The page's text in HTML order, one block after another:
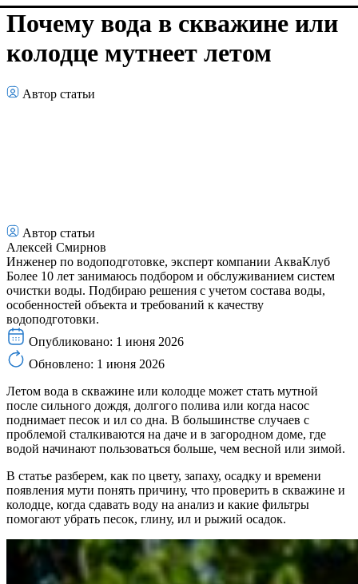
Почему вода в скважине или
колодце мутнеет летом
Автор статьи
Автор статьи
Алексей Смирнов
Инженер по водоподготовке, эксперт компании АкваКлуб
Более 10 лет занимаюсь подбором и обслуживанием систем
очистки воды. Подбираю решения с учетом состава воды,
особенностей объекта и требований к качеству
водоподготовки.
Опубликовано: 1 июня 2026
Обновлено: 1 июня 2026
Летом вода в скважине или колодце может стать мутной
после сильного дождя, долгого полива или когда насос
поднимает песок и ил со дна. В большинстве случаев с
проблемой сталкиваются на даче и в загородном доме, где
водой начинают пользоваться больше, чем весной или зимой.
В статье разберем, как по цвету, запаху, осадку и времени
появления мути понять причину, что проверить в скважине и
колодце, когда сдавать воду на анализ и какие фильтры
помогают убрать песок, глину, ил и рыжий осадок.